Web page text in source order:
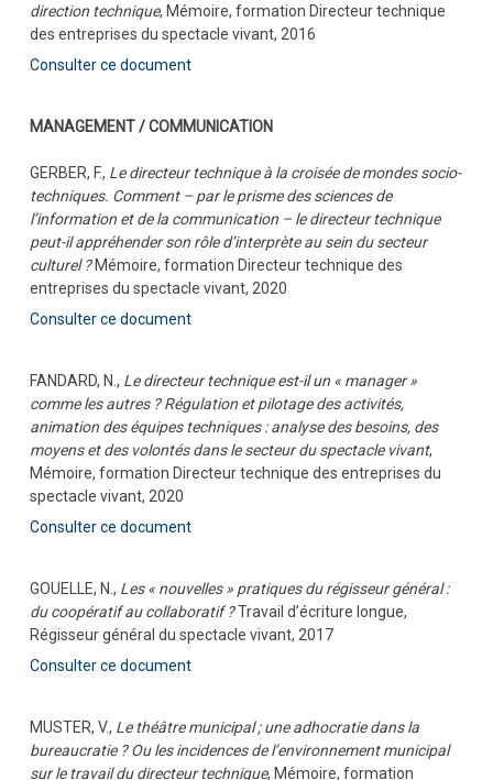
direction technique, Mémoire, formation Directeur technique
des entreprises du spectacle vivant, 2016
Consulter ce document
MANAGEMENT / COMMUNICATION
GERBER, F., Le directeur technique à la croisée de mondes socio-
techniques. Comment – par le prisme des sciences de
l’information et de la communication – le directeur technique
peut-il appréhender son rôle d’interprète au sein du secteur
culturel ?Mémoire, formation Directeur technique des
entreprises du spectacle vivant, 2020
Consulter ce document
FANDARD, N., Le directeur technique est-il un « manager »
comme les autres ? Régulation et pilotage des activités,
animation des équipes techniques : analyse des besoins, des
moyens et des volontés dans le secteur du spectacle vivant,
Mémoire, formation Directeur technique des entreprises du
spectacle vivant, 2020
Consulter ce document
GOUELLE, N., Les « nouvelles » pratiques du régisseur général :
du coopératif au collaboratif ?Travail d’écriture longue,
Régisseur général du spectacle vivant, 2017
Consulter ce document
MUSTER, V., Le théâtre municipal ; une adhocratie dans la
bureaucratie ? Ou les incidences de l’environnement municipal
sur le travail du directeur technique, Mémoire, formation